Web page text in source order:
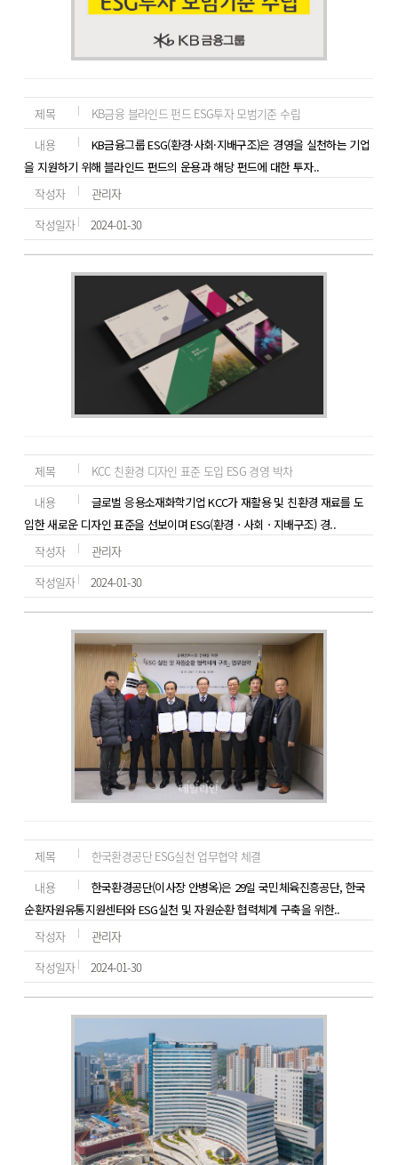
제목
KB금융 블라인드 펀드 ESG투자 모범기준 수립
내용
KB금융그룹 ESG(환경·사회·지배구조)은 경영을 실천하는 기업
을 지원하기 위해 블라인드 펀드의 운용과 해당 펀드에 대한 투자..
작성자
관리자
작성일자
2024-01-30
제목
KCC 친환경 디자인 표준 도입 ESG 경영 박차
내용
글로벌 응용소재화학기업 KCC가 재활용 및 친환경 재료를 도
입한 새로운 디자인 표준을 선보이며 ESG(환경ㆍ사회ㆍ지배구조) 경..
작성자
관리자
작성일자
2024-01-30
제목
한국환경공단 ESG실천 업무협약 체결
내용
한국환경공단(이사장 안병옥)은 29일 국민체육진흥공단, 한국
순환자원유통지원센터와 ESG실천 및 자원순환 협력체계 구축을 위한..
작성자
관리자
작성일자
2024-01-30